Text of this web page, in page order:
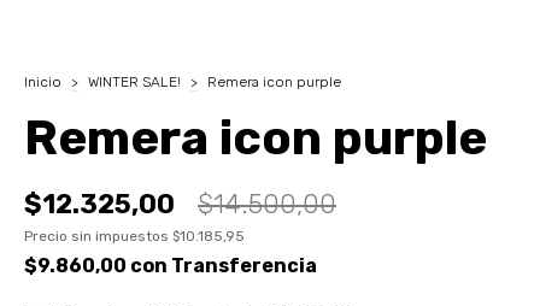
Inicio > WINTER SALE! > Remera icon purple
Remera icon purple
$12.325,00 $14.500,00
Precio sin impuestos $10.185,95
$9.860,00 con Transferencia